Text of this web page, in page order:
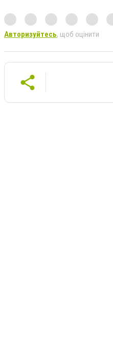
Авторизуйтесь, щоб оцінити